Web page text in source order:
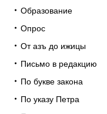
Образование
Опрос
От азъ до ижицы
Письмо в редакцию
По букве закона
По указу Петра